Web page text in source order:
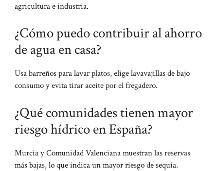
agricultura e industria.
¿Cómo puedo contribuir al ahorro
de agua en casa?
Usa barreños para lavar platos, elige lavavajillas de bajo
consumo y evita tirar aceite por el fregadero.
¿Qué comunidades tienen mayor
riesgo hídrico en España?
Murcia y Comunidad Valenciana muestran las reservas
más bajas, lo que indica un mayor riesgo de sequía.